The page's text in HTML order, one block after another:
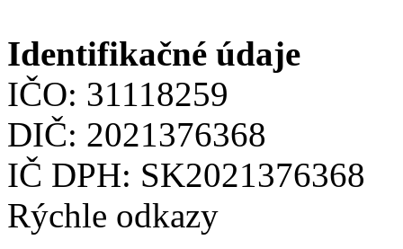
Identifikačné údaje
IČO: 31118259
DIČ: 2021376368
IČ DPH: SK2021376368
Rýchle odkazy